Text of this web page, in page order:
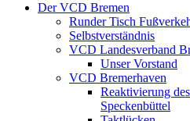
Der VCD Bremen
Runder Tisch
Selbstverständnis
VCD Landesverband
Unser Vorstand
VCD Bremerhaven
Reaktivierung
Speckenbüttel